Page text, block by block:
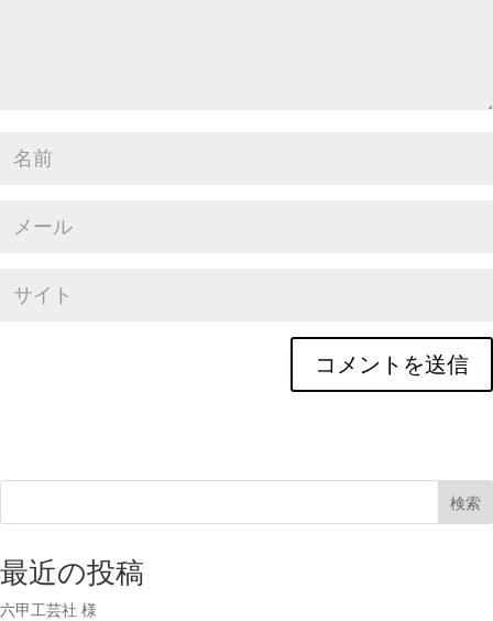
検索
最近の投稿
六甲工芸社 様